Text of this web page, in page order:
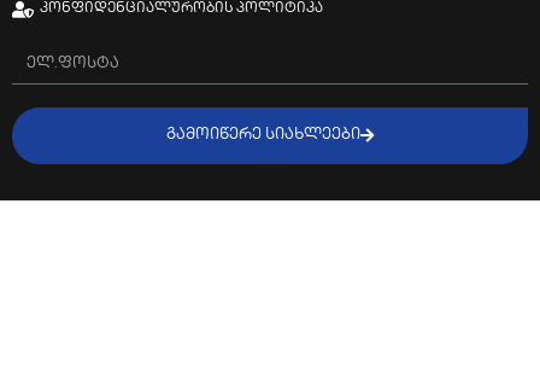
კონფიდენციალურობის პოლიტიკა
ᲒᲐᲛᲝᲘᲬᲔᲠᲔ ᲡᲘᲐᲮᲚᲔᲔᲑᲘ